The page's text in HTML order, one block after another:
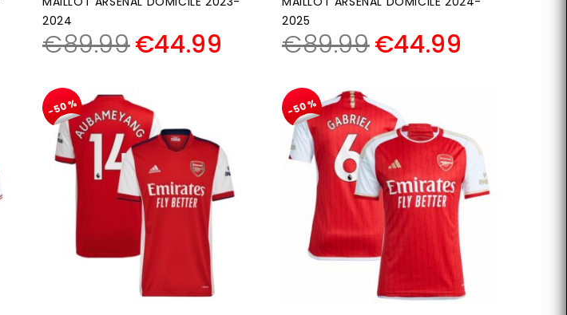
2024
€89.99€44.99
2025
€89.99€44.99
-50% -50%